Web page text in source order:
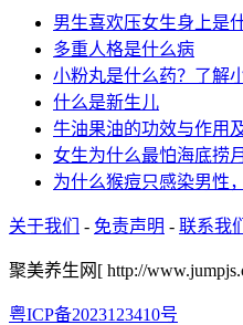
男生喜欢压女生身上是
多重人格是什么病
小粉丸是什么药？了解
什么是新生儿
牛油果油的功效与作用
女生为什么最怕海底捞
为什么猴痘只感染男性
关于我们 - 免责声明 - 联系我们
聚美养生网[ http://
粤ICP备2023123410号